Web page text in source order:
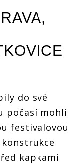
-
Ostrava -
uhrančivá
roztomilá
do své
počasí mohli
festivalovou
kapkami